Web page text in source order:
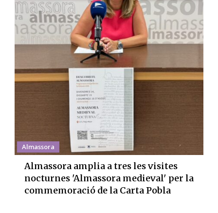
Almassora
Almassora amplia a tres les visites
nocturnes 'Almassora medieval' per la
commemoració de la Carta Pobla